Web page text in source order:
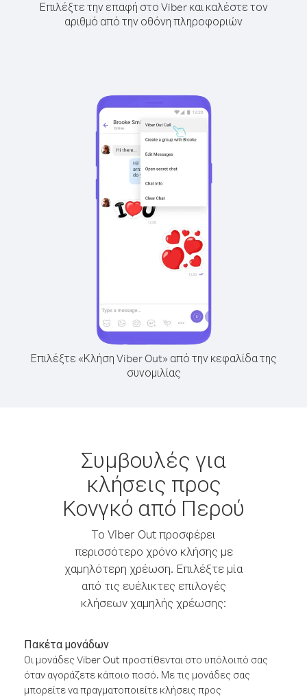
Επιλέξτε την επαφή στο Viber και καλέστε τον
αριθμό από την οθόνη πληροφοριών
Επιλέξτε «Κλήση Viber Out» από την κεφαλίδα της
συνομιλίας
Συμβουλές για
κλήσεις προς
Κονγκό από Περού
Το Viber Out προσφέρει
περισσότερο χρόνο κλήσης με
χαμηλότερη χρέωση. Επιλέξτε μία
από τις ευέλικτες επιλογές
κλήσεων χαμηλής χρέωσης:
Πακέτα μονάδων
Οι μονάδες Viber Out προστίθενται στο υπόλοιπό σας
όταν αγοράζετε κάποιο ποσό. Με τις μονάδες σας
μπορείτε να πραγματοποιείτε κλήσεις προς